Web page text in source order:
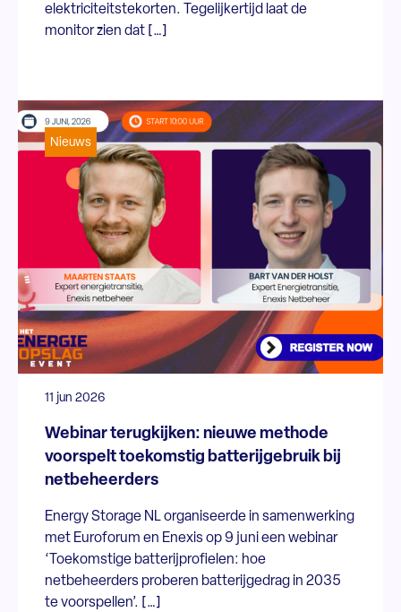
elektriciteitstekorten. Tegelijkertijd laat de
monitor zien dat […]
Nieuws
11 jun 2026
Webinar terugkijken: nieuwe methode
voorspelt toekomstig batterijgebruik bij
netbeheerders
Energy Storage NL organiseerde in samenwerking
met Euroforum en Enexis op 9 juni een webinar
‘Toekomstige batterijprofielen: hoe
netbeheerders proberen batterijgedrag in 2035
te voorspellen’. […]